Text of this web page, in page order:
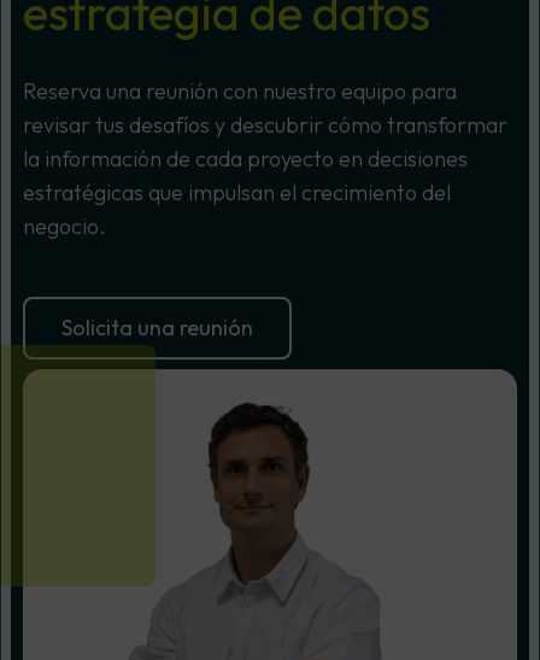
Reserva una reunión con nuestro equipo para
revisar tus desafíos y descubrir cómo transformar
la información de cada proyecto en decisiones
estratégicas que impulsan el crecimiento del
negocio.
Solicita una reunión